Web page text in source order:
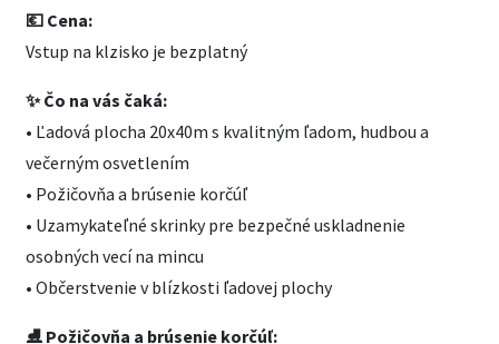
💶 Cena:
Vstup na klzisko je bezplatný
✨ Čo na vás čaká:
• Ľadová plocha 20x40m s kvalitným ľadom, hudbou a
večerným osvetlením
• Požičovňa a brúsenie korčúľ
• Uzamykateľné skrinky pre bezpečné uskladnenie
osobných vecí na mincu
• Občerstvenie v blízkosti ľadovej plochy
⛸️ Požičovňa a brúsenie korčúľ: